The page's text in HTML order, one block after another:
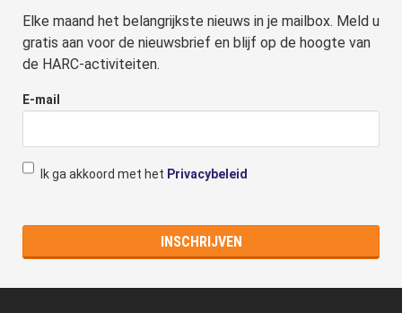
Elke maand het belangrijkste nieuws in je mailbox. Meld u
gratis aan voor de nieuwsbrief en blijf op de hoogte van
de HARC-activiteiten.
E-mail
Ik ga akkoord met het Privacybeleid